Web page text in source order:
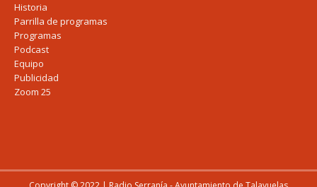
Historia
Parrilla de programas
Programas
Podcast
Equipo
Publicidad
Zoom 25